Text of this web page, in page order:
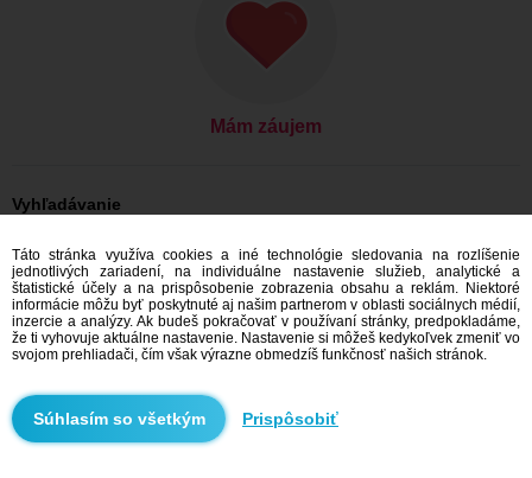
Mám záujem
Vyhľadávanie
On hľadá ju: Muži, 24
On hľadá ju: Muži, 24 - Česko
On hľadá ju: Muži, 24 - Moravskoslezský kraj
On hľadá ju: Muži, 24 - Bílovec
Zoznamka Česko
Zoznamka Moravskoslezský kraj
Zoznamka Bílovec
Odporúčame
Táto stránka využíva cookies a iné technológie sledovania na rozlíšenie
jednotlivých zariadení, na individuálne nastavenie služieb, analytické a
štatistické účely a na prispôsobenie zobrazenia obsahu a reklám. Niektoré
informácie môžu byť poskytnuté aj našim partnerom v oblasti sociálnych médií,
inzercie a analýzy. Ak budeš pokračovať v používaní stránky, predpokladáme,
že ti vyhovuje aktuálne nastavenie. Nastavenie si môžeš kedykoľvek zmeniť vo
svojom prehliadači, čím však výrazne obmedzíš funkčnosť našich stránok.
Prispôsobiť